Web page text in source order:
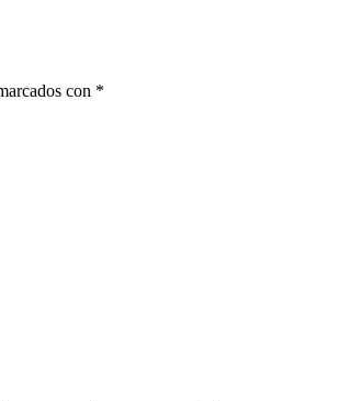
con *